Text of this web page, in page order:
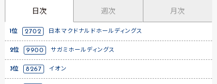
日次 週次 月次
1位 2702 日本マクドナルドホールディングス
2位 9900 サガミホールディングス
3位 8267 イオン